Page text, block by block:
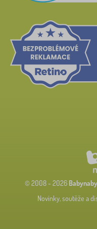
© 2008 - 2026
Novinky, soutěže a